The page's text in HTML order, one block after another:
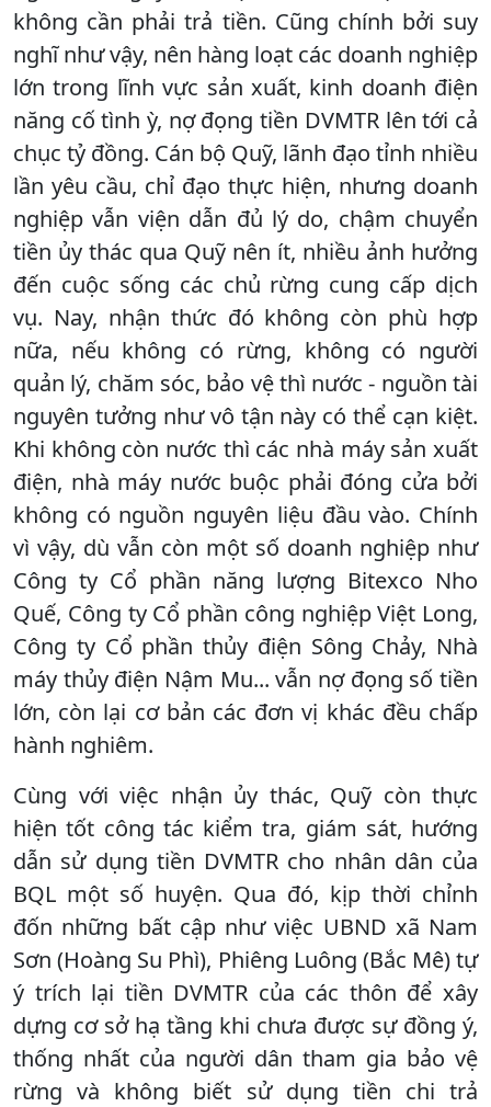
không cần phải trả tiền. Cũng chính bởi suy
nghĩ như vậy, nên hàng loạt các doanh nghiệp
lớn trong lĩnh vực sản xuất, kinh doanh điện
năng cố tình ỳ, nợ đọng tiền DVMTR lên tới cả
chục tỷ đồng. Cán bộ Quỹ, lãnh đạo tỉnh nhiều
lần yêu cầu, chỉ đạo thực hiện, nhưng doanh
nghiệp vẫn viện dẫn đủ lý do, chậm chuyển
tiền ủy thác qua Quỹ nên ít, nhiều ảnh hưởng
đến cuộc sống các chủ rừng cung cấp dịch
vụ. Nay, nhận thức đó không còn phù hợp
nữa, nếu không có rừng, không có người
quản lý, chăm sóc, bảo vệ thì nước - nguồn tài
nguyên tưởng như vô tận này có thể cạn kiệt.
Khi không còn nước thì các nhà máy sản xuất
điện, nhà máy nước buộc phải đóng cửa bởi
không có nguồn nguyên liệu đầu vào. Chính
vì vậy, dù vẫn còn một số doanh nghiệp như
Công ty Cổ phần năng lượng Bitexco Nho
Quế, Công ty Cổ phần công nghiệp Việt Long,
Công ty Cổ phần thủy điện Sông Chảy, Nhà
máy thủy điện Nậm Mu... vẫn nợ đọng số tiền
lớn, còn lại cơ bản các đơn vị khác đều chấp
hành nghiêm.
Cùng với việc nhận ủy thác, Quỹ còn thực
hiện tốt công tác kiểm tra, giám sát, hướng
dẫn sử dụng tiền DVMTR cho nhân dân của
BQL một số huyện. Qua đó, kịp thời chỉnh
đốn những bất cập như việc UBND xã Nam
Sơn (Hoàng Su Phì), Phiêng Luông (Bắc Mê) tự
ý trích lại tiền DVMTR của các thôn để xây
dựng cơ sở hạ tầng khi chưa được sự đồng ý,
thống nhất của người dân tham gia bảo vệ
rừng và không biết sử dụng tiền chi trả